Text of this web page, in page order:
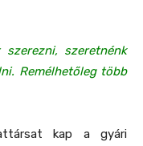
szeretnénk
Remélhetőleg több
kap a gyári